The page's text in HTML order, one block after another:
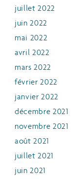
juillet 2022
juin 2022
mai 2022
avril 2022
mars 2022
février 2022
janvier 2022
décembre 2021
novembre 2021
août 2021
juillet 2021
juin 2021